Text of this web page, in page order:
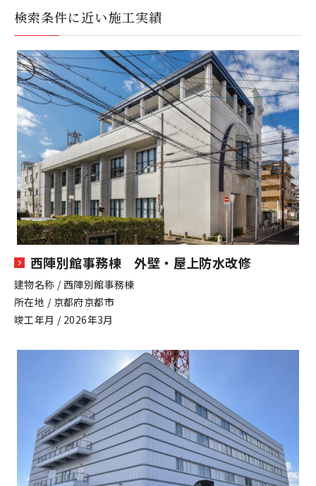
検索条件に近い施工実績
西陣別館事務棟 外壁・屋上防水改修
建物名称 / 西陣別館事務棟
所在地 / 京都府京都市
竣工年月 / 2026年3月